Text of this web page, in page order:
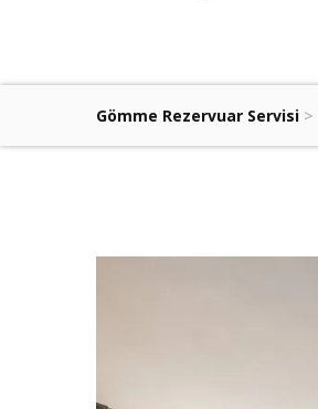
Gömme Rezervuar Servisi >